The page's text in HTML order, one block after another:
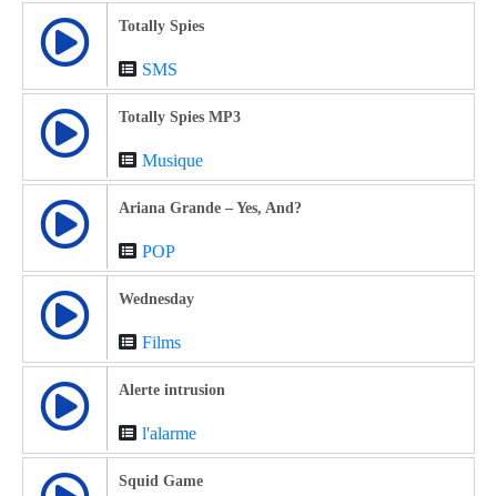
Totally Spies
SMS
Totally Spies MP3
Musique
Ariana Grande – Yes, And?
POP
Wednesday
Films
Alerte intrusion
l'alarme
Squid Game